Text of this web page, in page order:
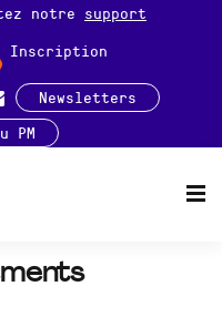
notre support
Inscription
Newsletters
PM